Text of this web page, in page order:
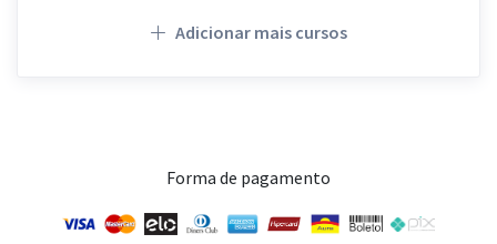
Adicionar mais cursos
Forma de pagamento